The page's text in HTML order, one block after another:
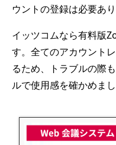
ウントの登録は必要あり
イッツコムなら有料版
す。全てのアカウント
るため、トラブルの際
ルで使用感を確かめまし